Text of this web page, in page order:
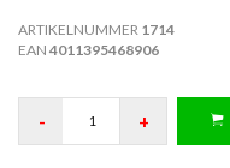
ARTIKELNUMMER 1714
EAN 4011395468906
- +